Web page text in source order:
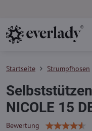
Startseite Strumpfhosen
NICOLE 15
Bewertung